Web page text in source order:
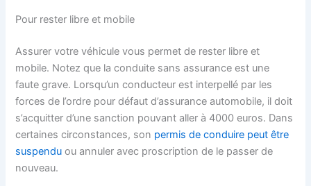
Pour rester libre et mobile
Assurer votre véhicule vous permet de rester libre et
mobile. Notez que la conduite sans assurance est une
faute grave. Lorsqu’un conducteur est interpellé par les
forces de l’ordre pour défaut d’assurance automobile, il doit
s’acquitter d’une sanction pouvant aller à 4000 euros. Dans
certaines circonstances, son permis de conduire peut être
suspendu ou annuler avec proscription de le passer de
nouveau.